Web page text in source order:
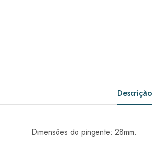
Descrição
Dimensões do pingente: 28mm.